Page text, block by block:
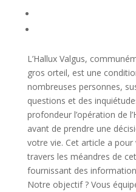
L’Hallux Valgus,
gros orteil, est une
nombreuses personnes,
questions et des
profondeur l’opération de
avant de prendre une
votre vie. Cet article a
travers les méandres de
fournissant des
Notre objectif ? Vous